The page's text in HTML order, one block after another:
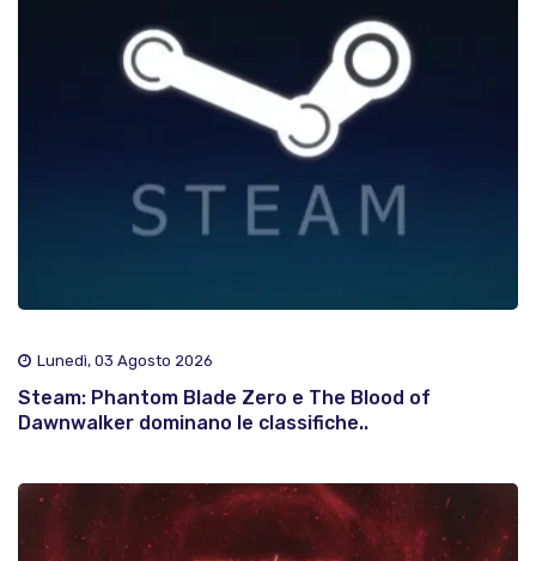
Lunedì, 03 Agosto 2026
Steam: Phantom Blade Zero e The Blood of
Dawnwalker dominano le classifiche..